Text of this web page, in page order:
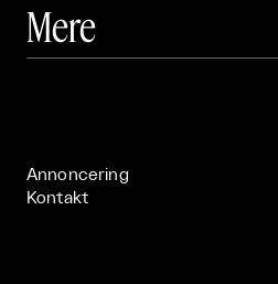
 Art Matter Festival
Mere
Annoncering
Kontakt